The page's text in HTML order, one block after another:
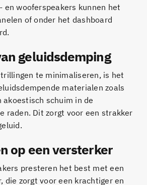
en wooferspeakers kunnen het
of onder het dashboard
geluidsdemping
te minimaliseren, is het
materialen zoals
schuim in de
raden. Dit zorgt voor een strakker
op een versterker
presteren het best met een
die zorgt voor een krachtiger en